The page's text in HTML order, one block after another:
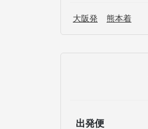
大阪発 熊本着
出発便